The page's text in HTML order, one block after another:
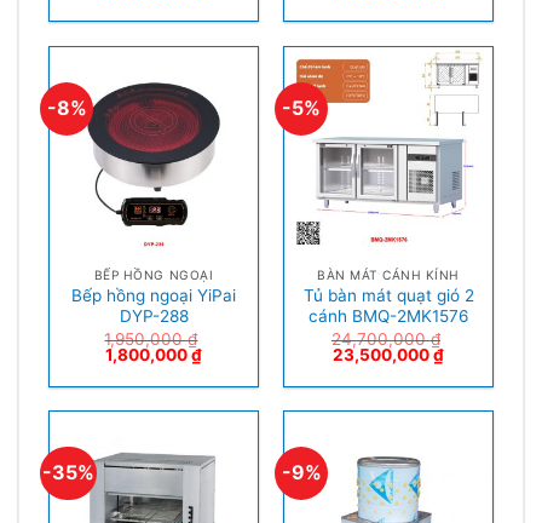
-8%
BẾP HỒNG NGOẠI
Bếp hồng ngoại YiPai
DYP-288
1,950,000₫
1,800,000₫
-5%
BÀN MÁT CÁNH KÍNH
Tủ bàn mát quạt gió 2
cánh BMQ-2MK1576
24,700,000₫
23,500,000₫
-35% -9%